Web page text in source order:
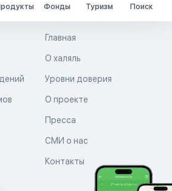
Фонды Туризм Поиск
Главная
О халяль
Уровни доверия
О проекте
Пресса
СМИ о нас
Контакты